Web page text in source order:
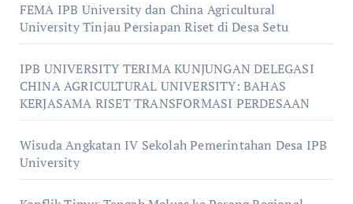
FEMA IPB University dan China Agricultural
University Tinjau Persiapan Riset di Desa Setu
IPB UNIVERSITY TERIMA KUNJUNGAN DELEGASI
CHINA AGRICULTURAL UNIVERSITY: BAHAS
KERJASAMA RISET TRANSFORMASI PERDESAAN
Wisuda Angkatan IV Sekolah Pemerintahan Desa IPB
University